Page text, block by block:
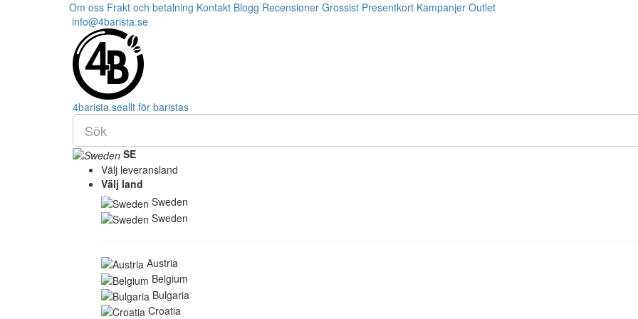
Om oss Frakt och betalning Kontakt Blogg Recensioner Grossist Presentkort Kampanjer Outlet
info@4barista.se
4barista.seallt för baristas
SE
Välj leveransland
Välj land
Sweden
Sweden
Austria
Belgium
Bulgaria
Croatia